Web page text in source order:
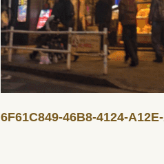
6F61C849-46B8-4124-